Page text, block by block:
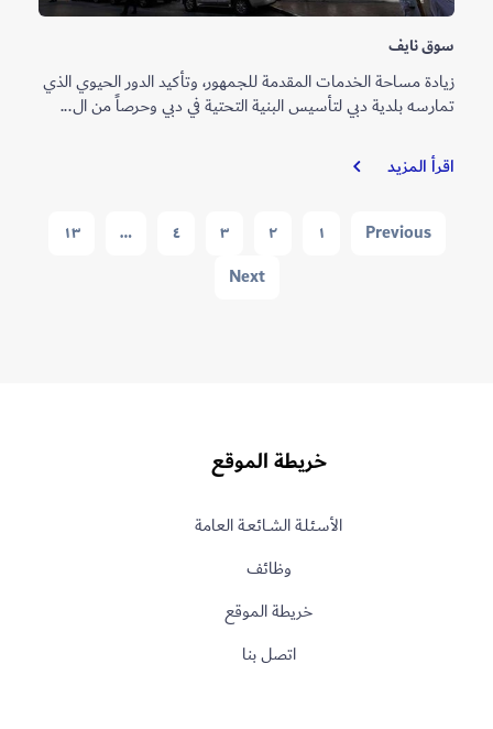
سوق نايف
زيادة مساحة الخدمات المقدمة للجمهور، وتأكيد الدور الحيوي الذي
تمارسه بلدية دبي لتأسيس البنية التحتية في دبي وحرصاً من ال...
اقرأ المزيد
سوق
Navigation
Previous ١ ٢ ٣ ٤ …
١٣
Next
خريطة الموقع
الأسـئلـة الشــائعـة العامة
وظائف
خريطة الموقع
اتصل بنا